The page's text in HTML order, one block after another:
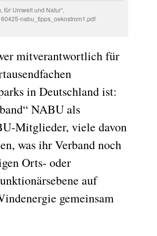
für Umwelt und Natur“,
nabu_tipps_oekostrom1.pdf
mitverantwortlich für
in Deutschland ist:
NABU als
Mitglieder, viele davon
was ihr Verband noch
Orts- oder
auf
gemeinsam